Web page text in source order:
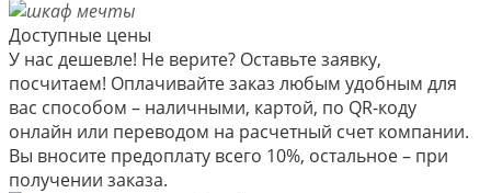
Доступные цены
У нас дешевле! Не верите? Оставьте заявку,
посчитаем! Оплачивайте заказ любым удобным для
вас способом – наличными, картой, по QR-коду
онлайн или переводом на расчетный счет компании.
Вы вносите предоплату всего 10%, остальное – при
получении заказа.